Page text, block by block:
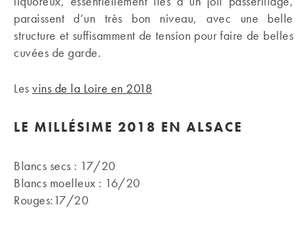
paraissent d’un très bon niveau, avec une belle
structure et suffisamment de tension pour faire de belles
cuvées de garde.
Les vins de la Loire en 2018
LE MILLÉSIME 2018 EN ALSACE
Blancs secs : 17/20
Blancs moelleux : 16/20
Rouges:17/20